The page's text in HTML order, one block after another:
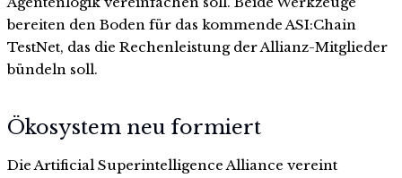
bereiten den Boden für das kommende ASI:Chain
TestNet, das die Rechenleistung der Allianz-Mitglieder
bündeln soll.
Ökosystem neu formiert
Die Artificial Superintelligence Alliance vereint